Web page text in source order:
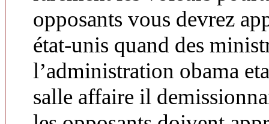
opposants vous devrez
état-unis quand des
l’administration obama
salle affaire il